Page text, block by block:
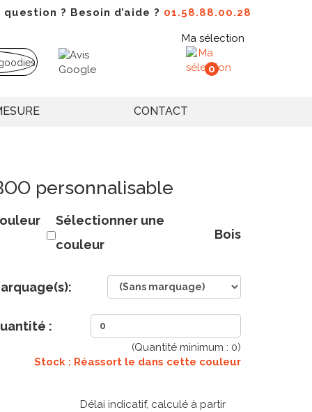
question ? Besoin d’aide ? 01.58.88.00.28
Ma sélection
0
CONTACT
personnalisable
Sélectionner une
couleur
Bois
:
(Quantité minimum : 0)
Stock : Réassort le dans cette couleur
Délai indicatif, calculé à partir